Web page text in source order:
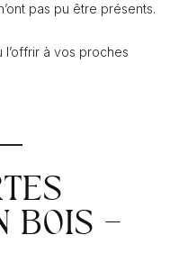
pas pu être présents.
l’offrir à vos proches
BOIS –